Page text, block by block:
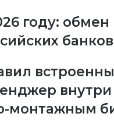
году:
банков
монтажным